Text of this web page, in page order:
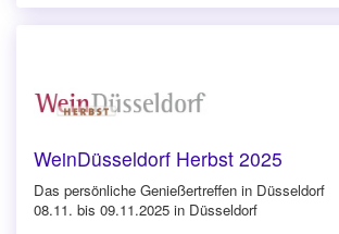
WeinDüsseldorf Herbst 2025
Das persönliche Genießertreffen in Düsseldorf
08.11. bis 09.11.2025 in Düsseldorf